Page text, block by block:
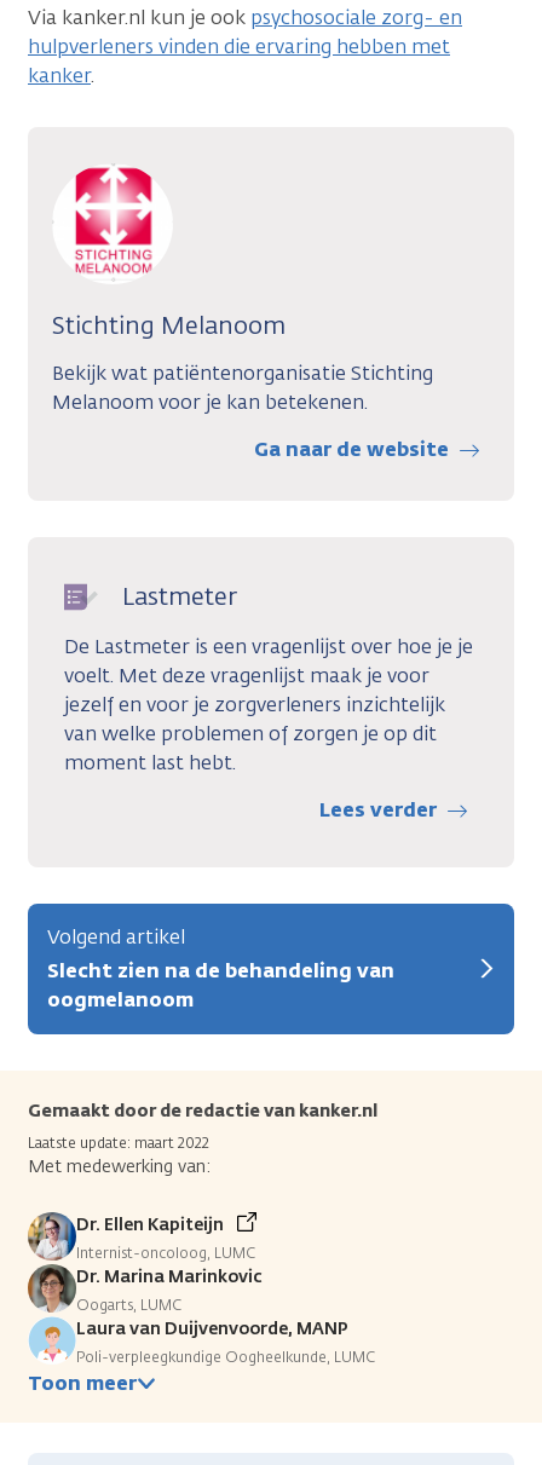
Via kanker.nl kun je ook psychosociale zorg- en
hulpverleners vinden die ervaring hebben met
kanker.
Stichting Melanoom
Bekijk wat patiëntenorganisatie Stichting
Melanoom voor je kan betekenen.
Ga naar de website
Lastmeter
De Lastmeter is een vragenlijst over hoe je je
voelt. Met deze vragenlijst maak je voor
jezelf en voor je zorgverleners inzichtelijk
van welke problemen of zorgen je op dit
moment last hebt.
Lees verder
Volgend artikel
Slecht zien na de behandeling van
oogmelanoom
Gemaakt door de redactie van kanker.nl
Laatste update: maart 2022
Met medewerking van:
Dr. Ellen Kapiteijn
Internist-oncoloog, LUMC
Dr. Marina Marinkovic
Oogarts, LUMC
Laura van Duijvenvoorde, MANP
Poli-verpleegkundige Oogheelkunde, LUMC
Toon meer